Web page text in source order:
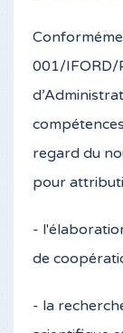
001/IFORD/
regard du
pour
-
de
- la